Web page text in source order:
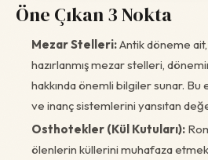
Öne Çıkan 3 Nokta
Mezar Stelleri:Antik döneme
hazırlanmış mezar stelleri,
hakkında önemli bilgiler sunar.
ve inanç sistemlerini yansıtan
Osthotekler (Kül Kutuları):
ölenlerin küllerini muhafaza etmek